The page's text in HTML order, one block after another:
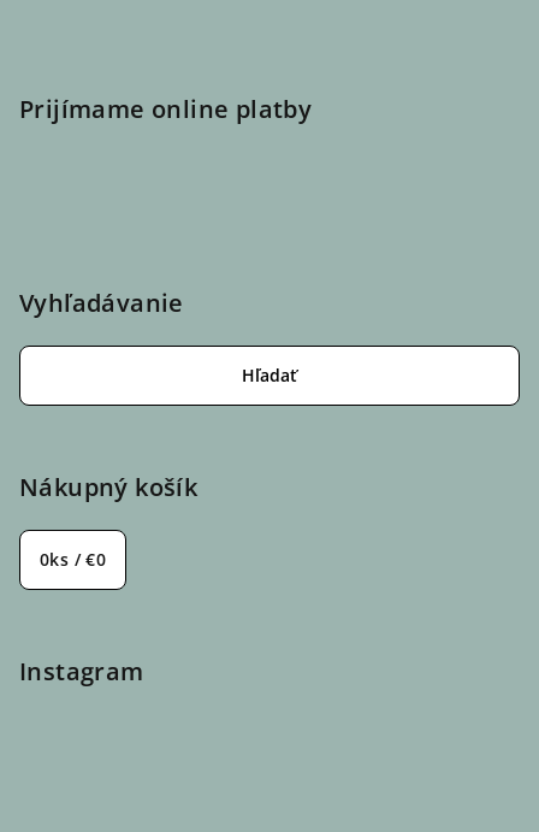
Prijímame online platby
Vyhľadávanie
Hľadať
Nákupný košík
0ks /€0
Instagram